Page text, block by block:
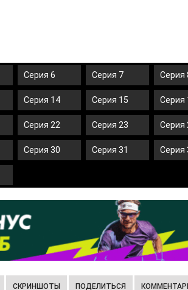
Серия 6 Серия 7 Серия
Серия 14 Серия 15 Серия
Серия 22 Серия 23 Серия
Серия 30 Серия 31 Серия
СКРИНШОТЫ ПОДЕЛИТЬСЯ